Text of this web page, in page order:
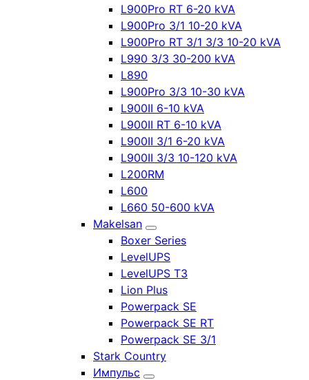
L900Pro RT 6-20 kVA
L900Pro 3/1 10-20 kVA
L900Pro RT 3/1 3/3 10-20 kVA
L990 3/3 30-200 kVA
L890
L900Pro 3/3 10-30 kVA
L900II 6-10 kVA
L900II RT 6-10 kVA
L900II 3/1 6-20 kVA
L900II 3/3 10-120 kVA
L200RM
L600
L660 50-600 kVA
Makelsan
Boxer Series
LevelUPS
LevelUPS T3
Lion Plus
Powerpack SE
Powerpack SE RT
Powerpack SE 3/1
Stark Country
Импульс